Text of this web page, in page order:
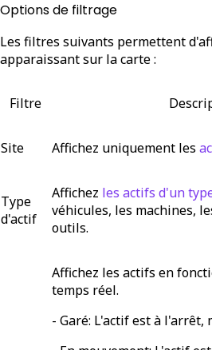
Options de filtrage
Les filtres suivants permettent
apparaissant sur la carte :
Filtre
Site Affichez uniquement les
Type
d'actif
Affichez les actifs d'un
véhicules, les machines,
outils.
Affichez les actifs en
temps réel.
- Garé: L'actif est à l'arrêt,